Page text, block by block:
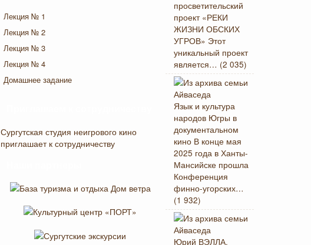
Лекция № 1
Лекция № 2
Лекция № 3
Лекция № 4
Домашнее задание
Сургутская студия неигрового кино
приглашает к сотрудничеству
просветительский
проект «РЕКИ
ЖИЗНИ ОБСКИХ
УГРОВ» Этот
уникальный проект
является… (2 035)
Язык и культура
народов Югры в
документальном
кино В конце мая
2025 года в Ханты-
Мансийске прошла
Конференция
финно-угорских…
(1 932)
Юрий ВЭЛЛА.